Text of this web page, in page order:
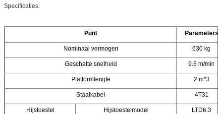
Specificaties:
Punt Parameters
Nominaal vermogen 630 kg
Geschatte snelheid 9.6 m/min
Platformlengte 2 m*3
Staalkabel 4T31
Hijstoestel Hijstoestelmodel LTD6.3